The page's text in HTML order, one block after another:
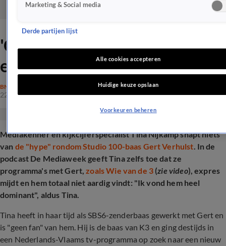
'Gert Verhulst heel dominant
en met dédain naar vrouwen'
BN'ERS
22 mrt 2025, 20:52
Mediakenner en kijkcijferspecialist Tina Nijkamp snapt niets
van de "hype" rondom Studio 100-baas Gert Verhulst. In de
podcast De Mediaweek geeft Tina zelfs toe dat ze
programma's met Gert,zoals Wie van de 3 (zie video), expres
mijdt en hem totaal niet aardig vindt: "Ik vond hem heel
dominant", aldus Tina.
Tina heeft in haar tijd als SBS6-zenderbaas gewerkt met Gert en
is "geen fan" van hem. Hij is de baas van K3 en ging destijds in
een Nederlands-Vlaams tv-programma op zoek naar een nieuw
Marketing & Social media
Derde partijen lijst
Alle cookies accepteren
Huidige keuze opslaan
Voorkeuren beheren